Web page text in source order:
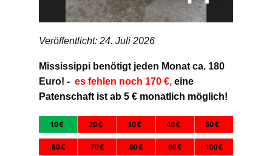
Veröffentlicht: 24. Juli 2026
Mississippi benötigt jeden Monat ca. 180
Euro! - es fehlen noch 170 €, eine
Patenschaft ist ab 5 € monatlich möglich!